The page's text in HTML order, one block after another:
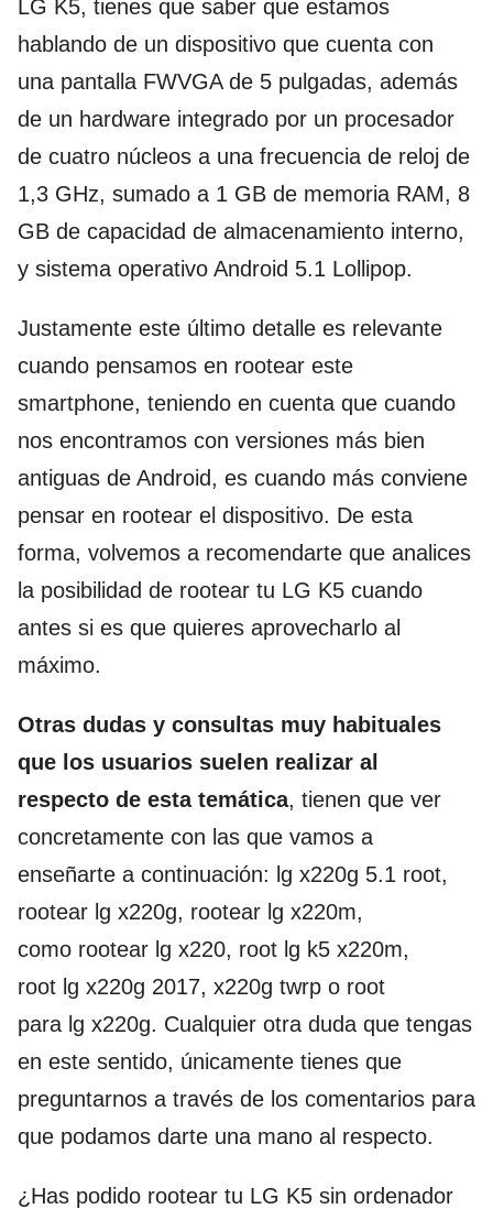
LG K5, tienes que saber que estamos
hablando de un dispositivo que cuenta con
una pantalla FWVGA de 5 pulgadas, además
de un hardware integrado por un procesador
de cuatro núcleos a una frecuencia de reloj de
1,3 GHz, sumado a 1 GB de memoria RAM, 8
GB de capacidad de almacenamiento interno,
y sistema operativo Android 5.1 Lollipop.
Justamente este último detalle es relevante
cuando pensamos en rootear este
smartphone, teniendo en cuenta que cuando
nos encontramos con versiones más bien
antiguas de Android, es cuando más conviene
pensar en rootear el dispositivo. De esta
forma, volvemos a recomendarte que analices
la posibilidad de rootear tu LG K5 cuando
antes si es que quieres aprovecharlo al
máximo.
Otras dudas y consultas muy habituales
que los usuarios suelen realizar al
respecto de esta temática, tienen que ver
concretamente con las que vamos a
enseñarte a continuación: lg x220g 5.1 root,
rootear lg x220g, rootear lg x220m,
como rootear lg x220, root lg k5 x220m,
root lg x220g 2017, x220g twrp o root
para lg x220g. Cualquier otra duda que tengas
en este sentido, únicamente tienes que
preguntarnos a través de los comentarios para
que podamos darte una mano al respecto.
¿Has podido rootear tu LG K5 sin ordenador